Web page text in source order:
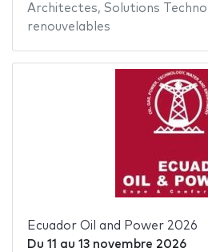
Architectes, Solutions
renouvelables
Ecuador Oil and Power 2026
Du 11 au 13 novembre 2026